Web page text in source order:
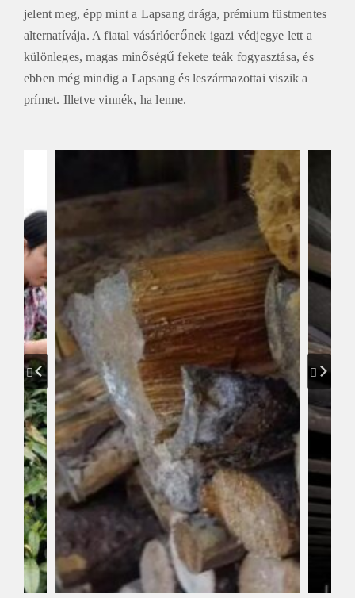
jelent meg, épp mint a Lapsang drága, prémium füstmentes
alternatívája. A fiatal vásárlóerőnek igazi védjegye lett a
különleges, magas minőségű fekete teák fogyasztása, és
ebben még mindig a Lapsang és leszármazottai viszik a
prímet. Illetve vinnék, ha lenne.